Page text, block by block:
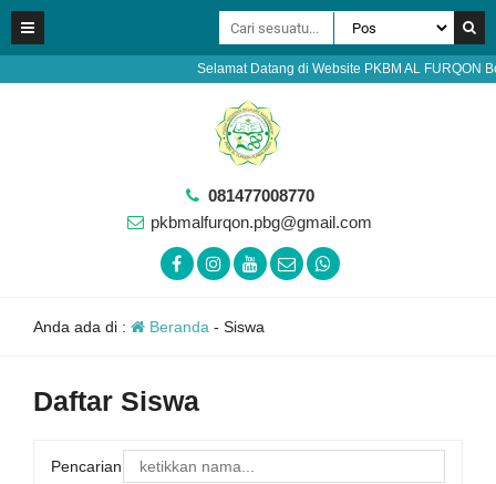
Selamat Datang di Website PKBM AL FURQON
081477008770
pkbmalfurqon.pbg@gmail.com
Anda ada di : Beranda - Siswa
Daftar Siswa
Pencarian